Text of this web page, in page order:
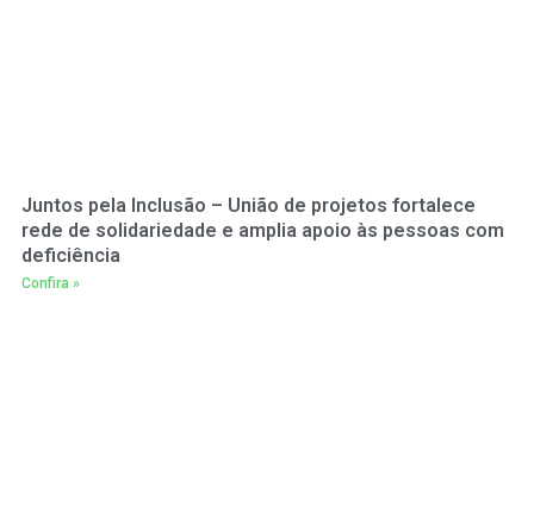
Juntos pela Inclusão – União de projetos fortalece
rede de solidariedade e amplia apoio às pessoas com
deficiência
Confira »